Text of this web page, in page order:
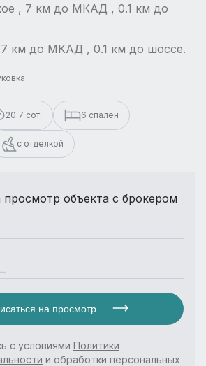
, 7 км до МКАД , 0.1 км до
7 км до МКАД , 0.1 км до шоссе.
20.7 сот. 6 спален
с отделкой
объекта с брокером
на просмотр
с условиями Политики
и обработки персональных